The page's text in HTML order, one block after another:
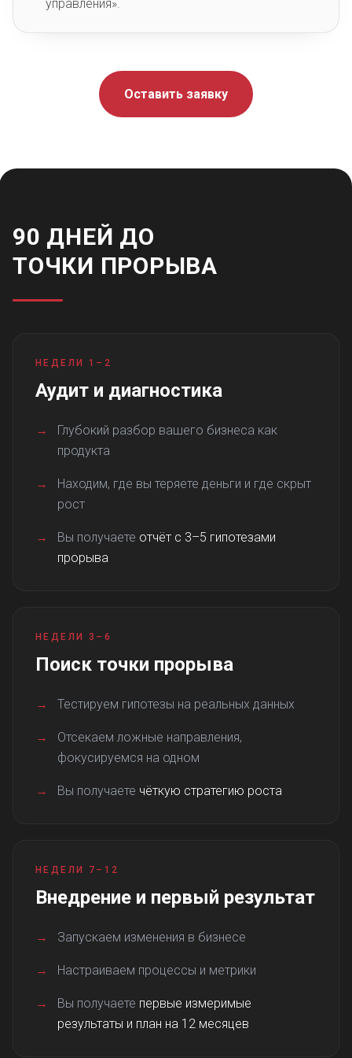
управления».
Оставить заявку
90 ДНЕЙ ДО
ТОЧКИ ПРОРЫВА
НЕДЕЛИ 1–2
Аудит и диагностика
→
Глубокий разбор вашего бизнеса как
продукта
→
Находим, где вы теряете деньги и где скрыт
рост
→ Вы получаете отчёт с 3–5 гипотезами
прорыва
НЕДЕЛИ 3–6
Поиск точки прорыва
→ Тестируем гипотезы на реальных данных
→
Отсекаем ложные направления,
фокусируемся на одном
→ Вы получаете чёткую стратегию роста
НЕДЕЛИ 7–12
Внедрение и первый результат
→ Запускаем изменения в бизнесе
→ Настраиваем процессы и метрики
→ Вы получаете первые измеримые
результаты и план на 12 месяцев